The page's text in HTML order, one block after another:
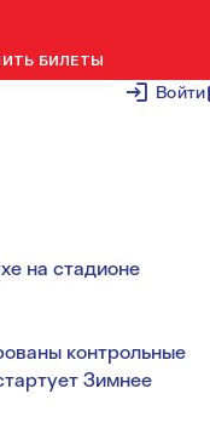
Войти
БИЛЕТЫ
ЦСКА
на стадионе
контрольные
Зимнее